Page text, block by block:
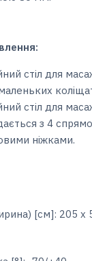
стіл для
стіл для
з 4
ніжками.
[см]: 205 х